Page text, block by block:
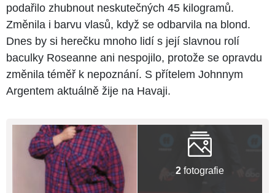
podařilo zhubnout neskutečných 45 kilogramů.
Změnila i barvu vlasů, když se odbarvila na blond.
Dnes by si herečku mnoho lidí s její slavnou rolí
baculky Roseanne ani nespojilo, protože se opravdu
změnila téměř k nepoznání. S přítelem Johnnym
Argentem aktuálně žije na Havaji.
2 fotografie